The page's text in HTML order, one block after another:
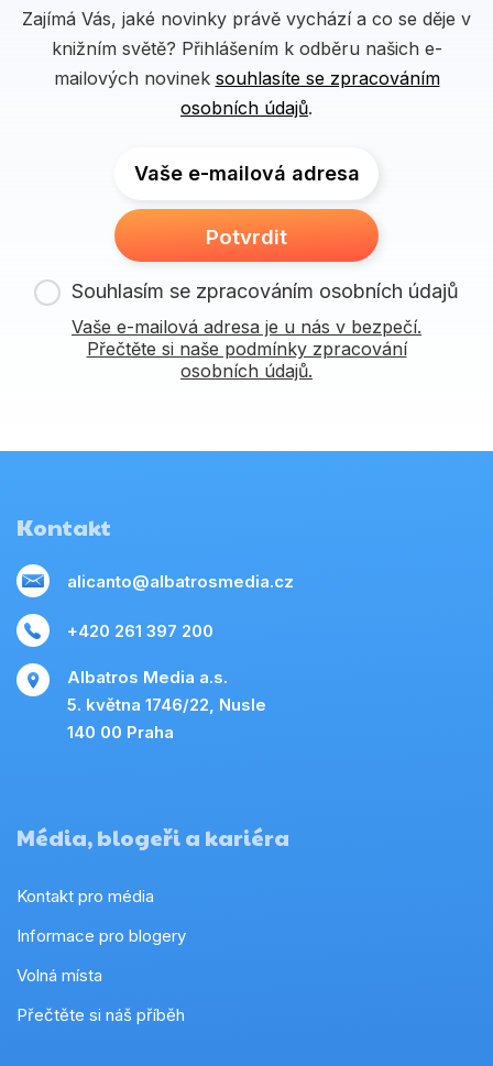
Zajímá Vás, jaké novinky právě vychází a co se děje v
knižním světě? Přihlášením k odběru našich e-
mailových novinek souhlasíte se zpracováním
osobních údajů.
Vaše e-mailová adresa
Potvrdit
Souhlasím se zpracováním osobních údajů
Vaše e-mailová adresa je u nás v bezpečí.
Přečtěte si naše podmínky zpracování
osobních údajů.
Kontakt
alicanto@albatrosmedia.cz
+420 261 397 200
Albatros Media a.s.
5. května 1746/22, Nusle
140 00 Praha
Média, blogeři a kariéra
Kontakt pro média
Informace pro blogery
Volná místa
Přečtěte si náš příběh